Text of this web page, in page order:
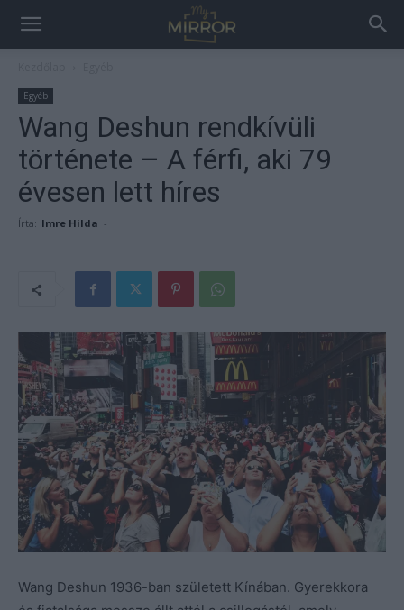
Egyéb
Wang Deshun rendkívüli
története – A férfi, aki 79
évesen lett híres
Írta: Imre Hilda -
Wang Deshun 1936-ban született Kínában. Gyerekkora